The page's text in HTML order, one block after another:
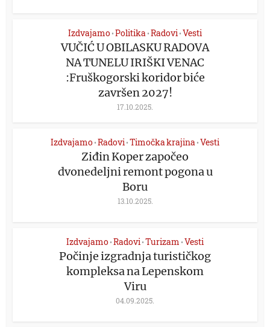
Izdvajamo•Politika•Radovi•Vesti
VUČIĆ U OBILASKU RADOVA
NA TUNELU IRIŠKI VENAC
:Fruškogorski koridor biće
završen 2027!
17.10.2025.
Izdvajamo•Radovi•Timočka krajina•Vesti
Ziđin Koper započeo
dvonedeljni remont pogona u
Boru
13.10.2025.
Izdvajamo•Radovi•Turizam •Vesti
Počinje izgradnja turističkog
kompleksa na Lepenskom
Viru
04.09.2025.